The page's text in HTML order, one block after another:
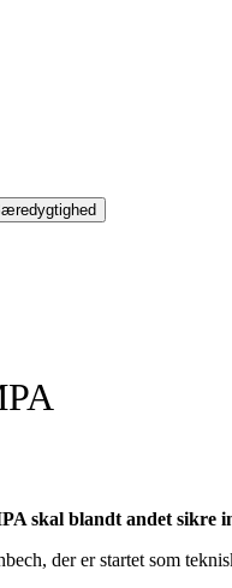
skal blandt andet
der er startet som